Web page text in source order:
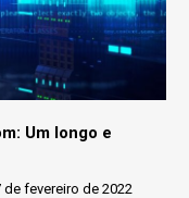
Um longo e
de fevereiro de 2022